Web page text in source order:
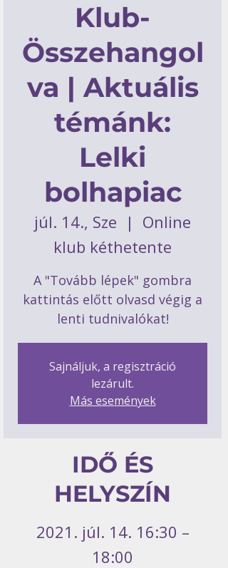
Klub-
Összehangol
va | Aktuális
témánk:
Lelki
bolhapiac
júl. 14., Sze
  |
Online
klub kéthetente
A "Tovább lépek" gombra
kattintás előtt olvasd végig a
lenti tudnivalókat!
Sajnáljuk, a regisztráció
lezárult.
Más események
IDŐ ÉS
HELYSZÍN
2021. júl. 14. 16:30 –
18:00